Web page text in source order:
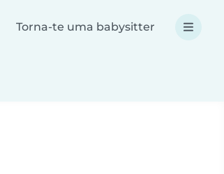
Torna-te uma babysitter